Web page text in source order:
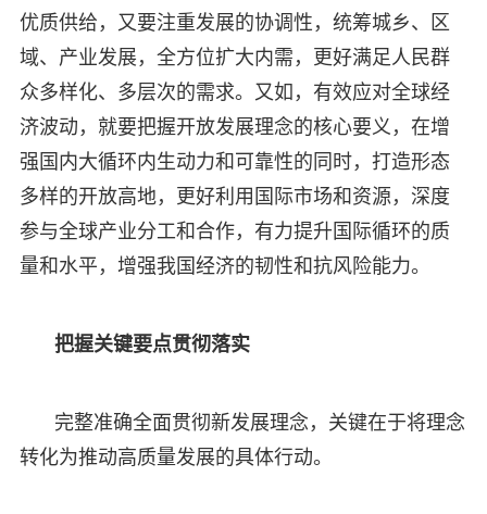
优质供给，又要注重发展的协调性，统筹城乡、区
域、产业发展，全方位扩大内需，更好满足人民群
众多样化、多层次的需求。又如，有效应对全球经
济波动，就要把握开放发展理念的核心要义，在增
强国内大循环内生动力和可靠性的同时，打造形态
多样的开放高地，更好利用国际市场和资源，深度
参与全球产业分工和合作，有力提升国际循环的质
量和水平，增强我国经济的韧性和抗风险能力。
把握关键要点贯彻落实
完整准确全面贯彻新发展理念，关键在于将理念
转化为推动高质量发展的具体行动。